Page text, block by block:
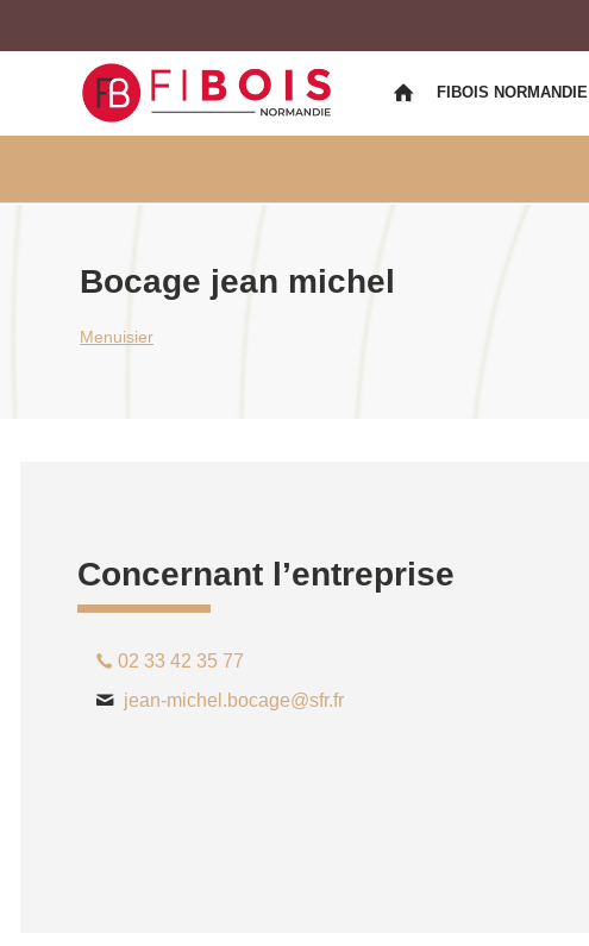
FIBOIS NORMANDIE
Bocage jean michel
Menuisier
Concernant l’entreprise
02 33 42 35 77
jean-michel.bocage@sfr.fr